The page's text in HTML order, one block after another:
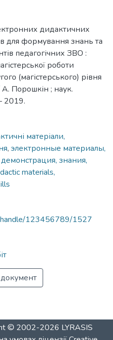
дидактичних
для формування знань та
педагогічних ЗВО :
роботи
(магістерського) рівня
Порошкін ; наук.
2019.
матеріали,
, электронные материалы,
знания,
materials,
handle/123456789/1527
© 2002-2026 LYRASIS